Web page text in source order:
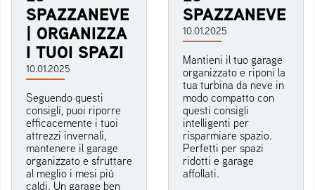
SPAZZANEVE
| ORGANIZZA
I TUOI SPAZI
10.01.2025
Seguendo questi
consigli, puoi riporre
efficacemente i tuoi
attrezzi invernali,
mantenere il garage
organizzato e sfruttare
al meglio i mesi più
caldi. Un garage ben
SPAZZANEVE
10.01.2025
Mantieni il tuo garage
organizzato e riponi la
tua turbina da neve in
modo compatto con
questi consigli
intelligenti per
risparmiare spazio.
Perfetti per spazi
ridotti e garage
affollati.